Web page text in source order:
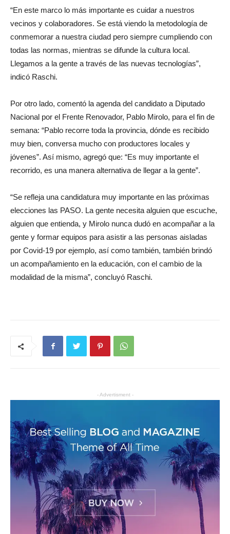
“En este marco lo más importante es cuidar a nuestros
vecinos y colaboradores. Se está viendo la metodología de
conmemorar a nuestra ciudad pero siempre cumpliendo con
todas las normas, mientras se difunde la cultura local.
Llegamos a la gente a través de las nuevas tecnologías”,
indicó Raschi.
Por otro lado, comentó la agenda del candidato a Diputado
Nacional por el Frente Renovador, Pablo Mirolo, para el fin de
semana: “Pablo recorre toda la provincia, dónde es recibido
muy bien, conversa mucho con productores locales y
jóvenes”. Así mismo, agregó que: “Es muy importante el
recorrido, es una manera alternativa de llegar a la gente”.
“Se refleja una candidatura muy importante en las próximas
elecciones las PASO. La gente necesita alguien que escuche,
alguien que entienda, y Mirolo nunca dudó en acompañar a la
gente y formar equipos para asistir a las personas aisladas
por Covid-19 por ejemplo, así como también, también brindó
un acompañamiento en la educación, con el cambio de la
modalidad de la misma”, concluyó Raschi.
- Advertisment -